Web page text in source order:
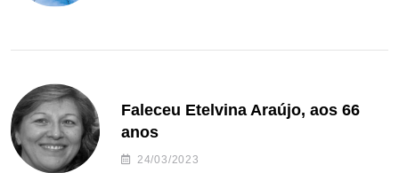
Faleceu Etelvina Araújo, aos 66
anos
24/03/2023